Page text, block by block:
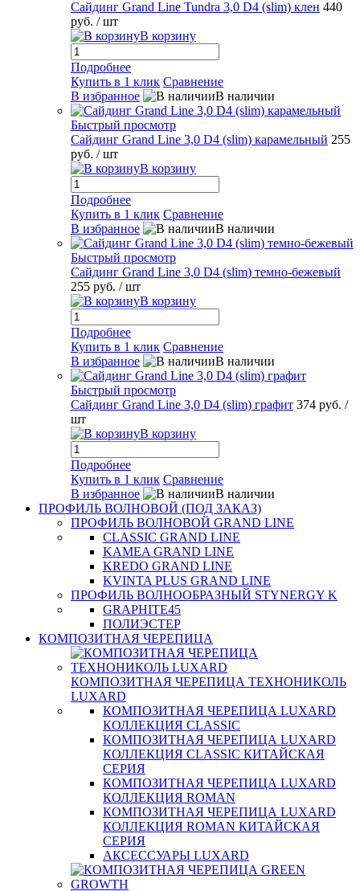
Сайдинг Grand Line Tundra 3,0 D4 (slim) клен 440
руб. / шт
В корзину
Подробнее
Купить в 1 клик Сравнение
В избранное
В наличии
Быстрый просмотр
Сайдинг Grand Line 3,0 D4 (slim) карамельный 255
руб. / шт
В корзину
Подробнее
Купить в 1 клик Сравнение
В избранное
В наличии
Быстрый просмотр
Сайдинг Grand Line 3,0 D4 (slim) темно-бежевый
255 руб. / шт
В корзину
Подробнее
Купить в 1 клик Сравнение
В избранное
В наличии
Быстрый просмотр
Сайдинг Grand Line 3,0 D4 (slim) графит 374 руб. /
шт
В корзину
Подробнее
Купить в 1 клик Сравнение
В избранное
В наличии
ПРОФИЛЬ ВОЛНОВОЙ (ПОД ЗАКАЗ)
ПРОФИЛЬ ВОЛНОВОЙ GRAND LINE
CLASSIC GRAND LINE
KAMEA GRAND LINE
KREDO GRAND LINE
KVINTA PLUS GRAND LINE
ПРОФИЛЬ ВОЛНООБРАЗНЫЙ STYNERGY K
GRAPHITE45
ПОЛИЭСТЕР
КОМПОЗИТНАЯ ЧЕРЕПИЦА
КОМПОЗИТНАЯ ЧЕРЕПИЦА ТЕХНОНИКОЛЬ
LUXARD
КОМПОЗИТНАЯ ЧЕРЕПИЦА LUXARD
КОЛЛЕКЦИЯ CLASSIC
КОМПОЗИТНАЯ ЧЕРЕПИЦА LUXARD
КОЛЛЕКЦИЯ CLASSIC КИТАЙСКАЯ
СЕРИЯ
КОМПОЗИТНАЯ ЧЕРЕПИЦА LUXARD
КОЛЛЕКЦИЯ ROMAN
КОМПОЗИТНАЯ ЧЕРЕПИЦА LUXARD
КОЛЛЕКЦИЯ ROMAN КИТАЙСКАЯ
СЕРИЯ
АКСЕССУАРЫ LUXARD